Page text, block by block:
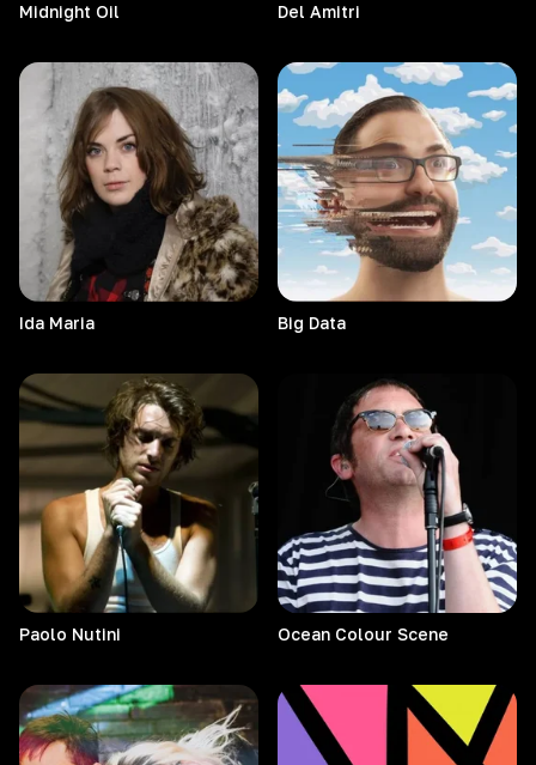
Midnight Oil Del Amitri
Ida Maria Big Data
Paolo Nutini Ocean Colour Scene